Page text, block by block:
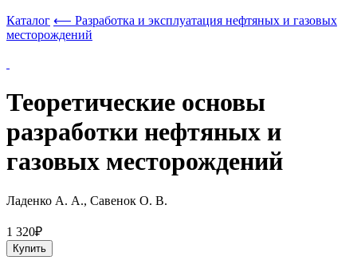
Каталог ⟵ Разработка и эксплуатация нефтяных и газовых
месторождений
Теоретические основы
разработки нефтяных и
газовых месторождений
Ладенко А. А., Савенок О. В.
1 320₽
Купить